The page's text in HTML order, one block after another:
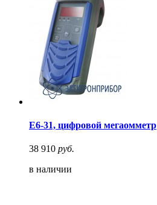
Е6-31, цифровой мегаомметр
38 910 руб.
в наличии